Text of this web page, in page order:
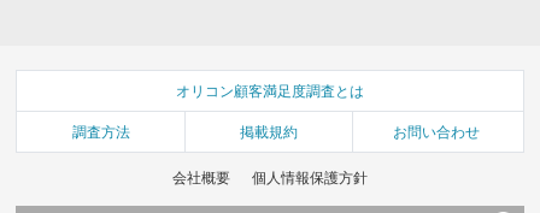
オリコン顧客満足度調査とは
調査方法 掲載規約 お問い合わせ
会社概要 個人情報保護方針